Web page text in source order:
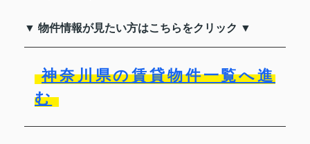
▼ 物件情報が見たい方はこちらをクリック ▼
神奈川県の賃貸物件一覧へ進
む